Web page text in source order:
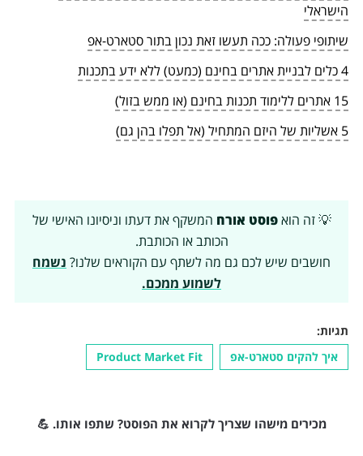
הישראלי
שיתופי פעולה: ככה תעשו זאת נכון בתור סטארט-אפ
4 כלים לבניית אתרים בחינם (כמעט) ללא ידע בתכנות
15 אתרים ללימוד תכנות בחינם (או ממש בזול)
5 אשליות של היזם המתחיל (אל תפלו בהן גם)
💡 זה הואפוסט אורח המשקף את דעתו וניסיונו האישי של
הכותב או הכותבת.
חושבים שיש לכם גם מה לשתף עם הקוראים שלנו? נשמח
לשמוע ממכם.
תגיות:
איך להקים סטארט-אפ
Product Market Fit
מכירים מישהו שצריך לקרוא את הפוסט? שתפו אותו. 💪